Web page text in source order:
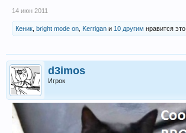
14 июн 2011
Кеник bright mode on Kerrigan и 10 другим нравится это.
d3imos
Игрок